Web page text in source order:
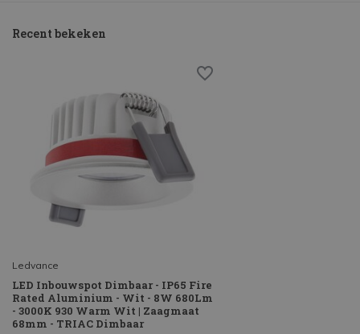
Recent bekeken
Ledvance
LED Inbouwspot Dimbaar - IP65 Fire
Rated Aluminium - Wit - 8W 680Lm
- 3000K 930 Warm Wit | Zaagmaat
68mm - TRIAC Dimbaar